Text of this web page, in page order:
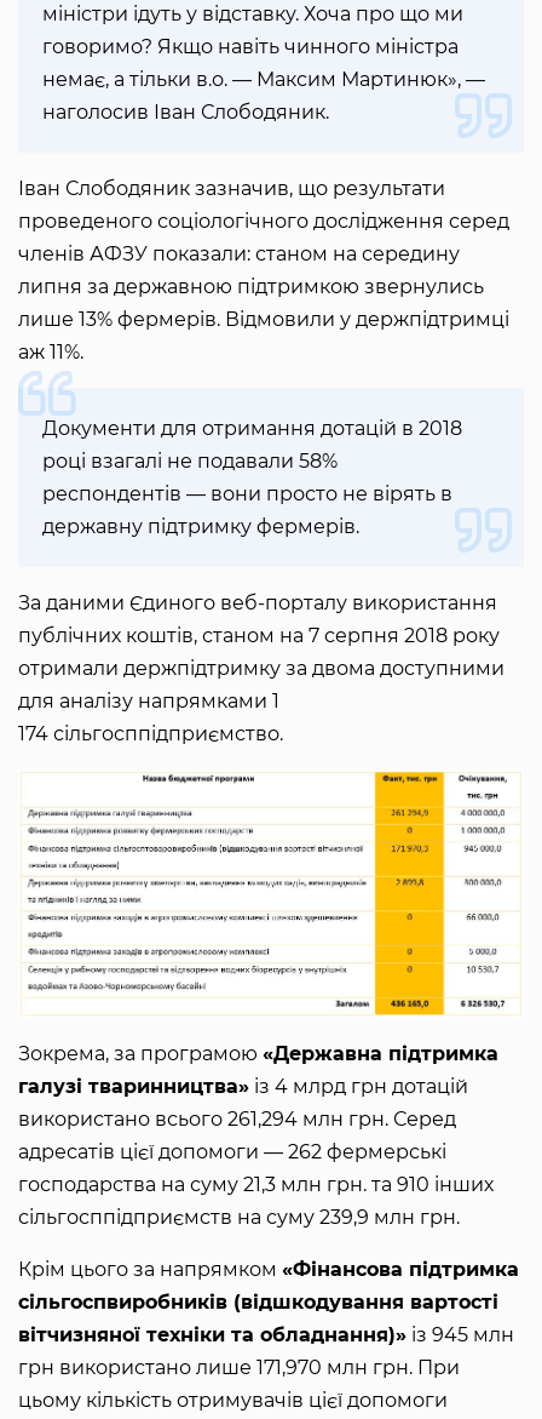
міністри ідуть у відставку. Хоча про що ми
говоримо? Якщо навіть чинного міністра
немає, а тільки в.о. — Максим Мартинюк», —
наголосив Іван Слободяник.
Іван Слободяник зазначив, що результати
проведеного соціологічного дослідження серед
членів АФЗУ показали: станом на середину
липня за державною підтримкою звернулись
лише 13% фермерів. Відмовили у держпідтримці
аж 11%.
Документи для отримання дотацій в 2018
році взагалі не подавали 58%
респондентів — вони просто не вірять в
державну підтримку фермерів.
За даними Єдиного веб-порталу використання
публічних коштів, станом на 7 серпня 2018 року
отримали держпідтримку за двома доступними
для аналізу напрямками 1
174 сільгосппідприємство.
Зокрема, за програмою «Державна підтримка
галузі тваринництва» із 4 млрд грн дотацій
використано всього 261,294 млн грн. Серед
адресатів цієї допомоги — 262 фермерські
господарства на суму 21,3 млн грн. та 910 інших
сільгосппідприємств на суму 239,9 млн грн.
Крім цього за напрямком «Фінансова підтримка
сільгоспвиробників (відшкодування вартості
вітчизняної техніки та обладнання)» із 945 млн
грн використано лише 171,970 млн грн. При
цьому кількість отримувачів цієї допомоги